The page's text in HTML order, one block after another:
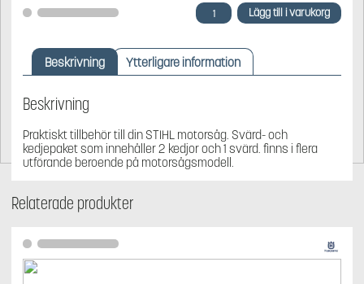
SVÄRD
&
FÖR
025/250
Lägg till i varukorg
Beskrivning Ytterligare information
Beskrivning
Praktiskt tillbehör till din STIHL motorsåg. Svärd- och
kedjepaket som innehåller 2 kedjor och 1 svärd. finns i flera
utförande beroende på motorsågsmodell.
Relaterade produkter